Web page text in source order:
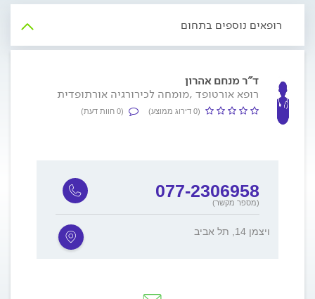
רופאים נוספים בתחום
ד"ר מנחם אהרון
רופא אורטופד ,מומחה לכירורגיה אורתופדית
(0 דירוג ממוצע) (0 חוות דעת)
077-2306958
(מספר מקשר)
ויצמן 14, תל אביב